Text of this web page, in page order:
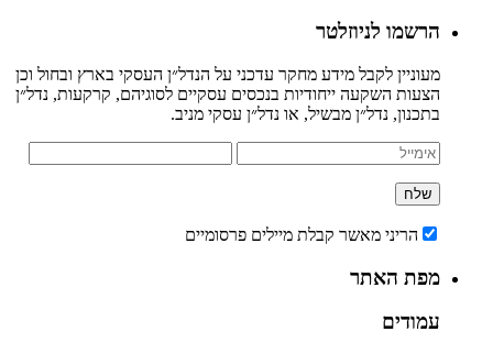
הרשמו לניוזלטר
מעוניין לקבל מידע מחקר עדכני על הנדל״ן העסקי בארץ ובחול וכן
הצעות השקעה ייחודיות בנכסים עסקיים לסוגיהם, קרקעות, נדל״ן
בתכנון, נדל״ן מבשיל, או נדל״ן עסקי מניב.
הריני מאשר קבלת מיילים פרסומיים
מפת האתר
עמודים